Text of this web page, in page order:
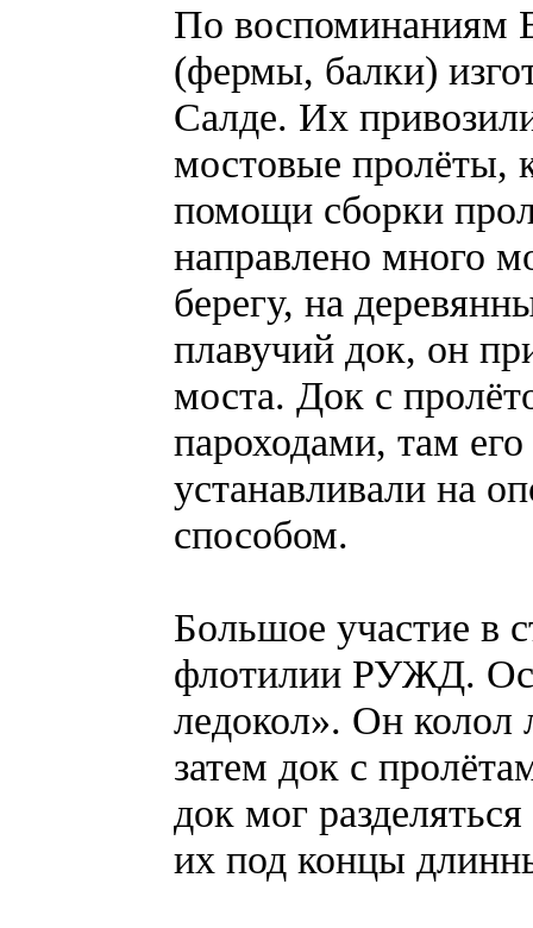
По воспоминаниям
(фермы, балки)
Салде. Их
мостовые пролёты,
помощи сборки
направлено много
берегу, на
плавучий док, он
моста. Док с
пароходами, там
устанавливали на
способом.
Большое участие в
флотилии РУЖД.
ледокол». Он колол
затем док с
док мог
их под концы